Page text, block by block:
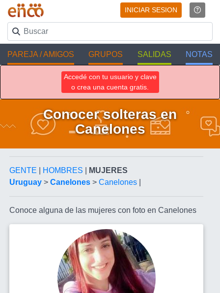
INICIAR SESION
PAREJA / AMIGOS GRUPOS SALIDAS NOTAS
Accedé con tu usuario y clave
o crea una cuenta gratis.
Conocer solteras en
Canelones
GENTE HOMBRES
MUJERES
Uruguay > Canelones > Canelones
Conoce alguna de las mujeres con foto en Canelones